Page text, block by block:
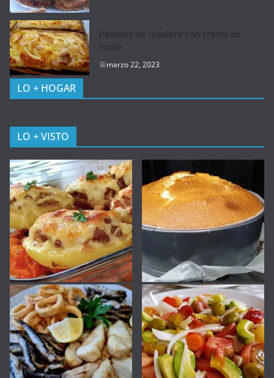
Pasteles de hojaldre con crema de
limón
marzo 22, 2023
LO + HOGAR
LO + VISTO